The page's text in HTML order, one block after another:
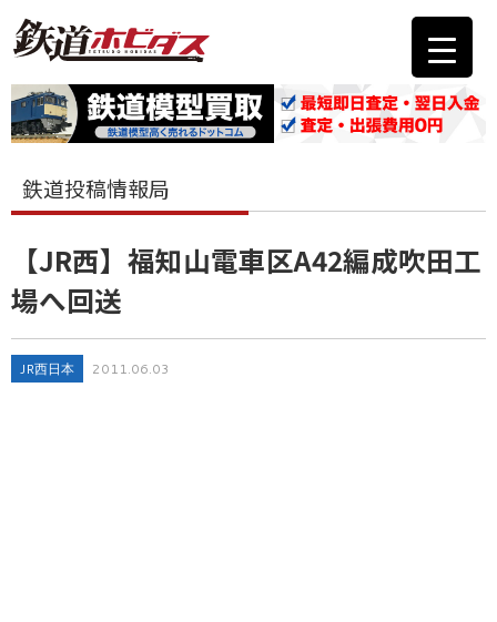
鉄道投稿情報局
【JR西】福知山電車区A42編成吹田工
場へ回送
JR西日本 2011.06.03